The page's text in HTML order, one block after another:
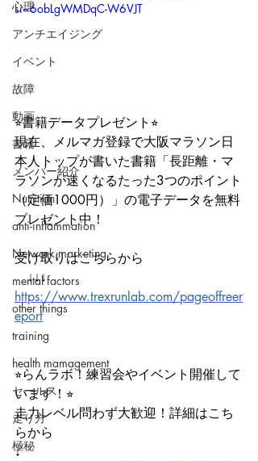
心理
アンチエイジング
イベント
故障
動画
書籍
メンバー紹介
Nutrition
anti-inflammation
Network marketing
mental factors
other things
training
health mamagement
セールス
走り方
極秘
si=6obLgWMDqC-W6VJT
⭐︎書籍データプレゼント⭐︎
現在、メルマガ登録で大阪マラソン日
本人トップが書いた書籍「長距離・マ
ラソンが速くなるたった3つのポイント
（定価1000円）」の電子データを無料
プレゼント中！
受け取りはこちらから
↓↓↓
https://www.trexrunlab.com/pageoffreer
eport
⭐︎らんラボ！練習会やイベント開催して
います！⭐︎
走力レベル問わず大歓迎！詳細はこち
らから
↓